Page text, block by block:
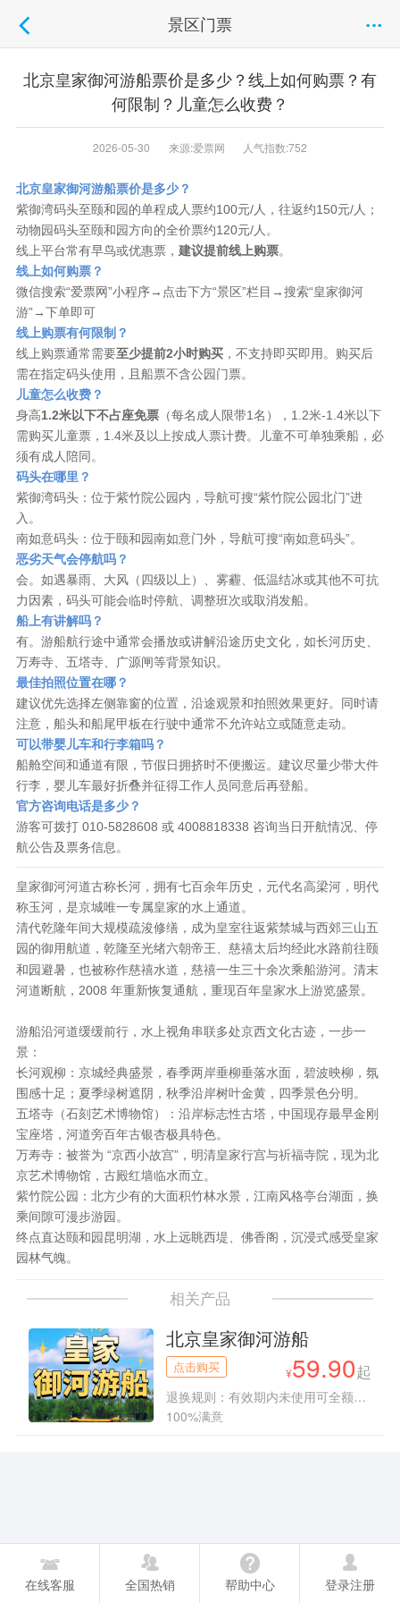
景区门票
北京皇家御河游船票价是多少？线上如何购票？有
何限制？儿童怎么收费？
2026-05-30 来源:爱票网 人气指数:752
北京皇家御河游船票价是多少？
紫御湾码头至颐和园的单程成人票约100元/人，往返约150元/人；
动物园码头至颐和园方向的全价票约120元/人。
线上平台常有早鸟或优惠票， 建议提前线上购票。
线上如何购票？
微信搜索“爱票网”小程序→点击下方“景区”栏目→搜索“皇家御河
游”→下单即可
线上购票有何限制？
线上购票通常需要至少提前2小时购买，不支持即买即用。购买后
需在指定码头使用，且船票不含公园门票。
儿童怎么收费？
身高1.2米以下不占座免票（每名成人限带1名），1.2米-1.4米以下
需购买儿童票，1.4米及以上按成人票计费。儿童不可单独乘船，必
须有成人陪同。
码头在哪里？
紫御湾码头：位于紫竹院公园内，导航可搜“紫竹院公园北门”进
入。
南如意码头：位于颐和园南如意门外，导航可搜“南如意码头”。
恶劣天气会停航吗？
会。如遇暴雨、大风（四级以上）、雾霾、低温结冰或其他不可抗
力因素，码头可能会临时停航、调整班次或取消发船。
船上有讲解吗？
有。游船航行途中通常会播放或讲解沿途历史文化，如长河历史、
万寿寺、五塔寺、广源闸等背景知识。
最佳拍照位置在哪？
建议优先选择左侧靠窗的位置，沿途观景和拍照效果更好。同时请
注意，船头和船尾甲板在行驶中通常不允许站立或随意走动。
可以带婴儿车和行李箱吗？
船舱空间和通道有限，节假日拥挤时不便搬运。建议尽量少带大件
行李，婴儿车最好折叠并征得工作人员同意后再登船。
官方咨询电话是多少？
游客可拨打 010-5828608 或 4008818338 咨询当日开航情况、停
航公告及票务信息。
皇家御河河道古称长河，拥有七百余年历史，元代名高梁河，明代
称玉河，是京城唯一专属皇家的水上通道。
清代乾隆年间大规模疏浚修缮，成为皇室往返紫禁城与西郊三山五
园的御用航道，乾隆至光绪六朝帝王、慈禧太后均经此水路前往颐
和园避暑，也被称作慈禧水道 ，慈禧一生三十余次乘船游河。清末
河道断航，2008 年重新恢复通航，重现百年皇家水上游览盛景。
游船沿河道缓缓前行，水上视角串联多处京西文化古迹，一步一
景：
长河观柳：京城经典盛景，春季两岸垂柳垂落水面，碧波映柳，氛
围感十足；夏季绿树遮阴，秋季沿岸树叶金黄，四季景色分明。
五塔寺（石刻艺术博物馆）：沿岸标志性古塔，中国现存最早金刚
宝座塔，河道旁百年古银杏极具特色。
万寿寺：被誉为 “京西小故宫”，明清皇家行宫与祈福寺院，现为北
京艺术博物馆，古殿红墙临水而立。
紫竹院公园：北方少有的大面积竹林水景，江南风格亭台湖面，换
乘间隙可漫步游园。
终点直达颐和园昆明湖，水上远眺西堤、佛香阁，沉浸式感受皇家
园林气魄。
相关产品
北京皇家御河游船
点击购买
退换规则：有效期内未使用可全额退款，已使用一
100%满意
59.90起
在线客服 全国热销 帮助中心 登录注册